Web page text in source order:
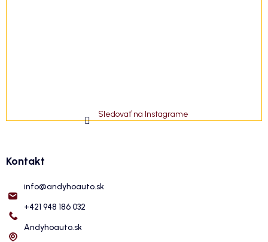
Sledovať na Instagrame
Kontakt
info@andyhoauto.sk
+421 948 186 032
Andyhoauto.sk